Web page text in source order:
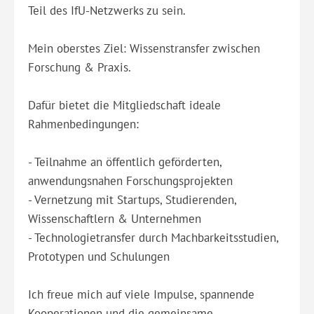
Teil des IfU-Netzwerks zu sein.
Mein oberstes Ziel: Wissenstransfer zwischen
Forschung & Praxis.
Dafür bietet die Mitgliedschaft ideale
Rahmenbedingungen:
- Teilnahme an öffentlich geförderten,
anwendungsnahen Forschungsprojekten
- Vernetzung mit Startups, Studierenden,
Wissenschaftlern & Unternehmen
- Technologietransfer durch Machbarkeitsstudien,
Prototypen und Schulungen
Ich freue mich auf viele Impulse, spannende